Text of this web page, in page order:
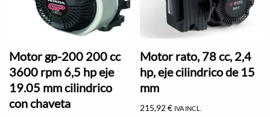
Motor gp-200 200 cc
3600 rpm 6,5 hp eje
19.05 mm cilindrico
con chaveta
Motor rato, 78 cc, 2,4
hp, eje cilindrico de 15
mm
215,92€ IVA INCL.